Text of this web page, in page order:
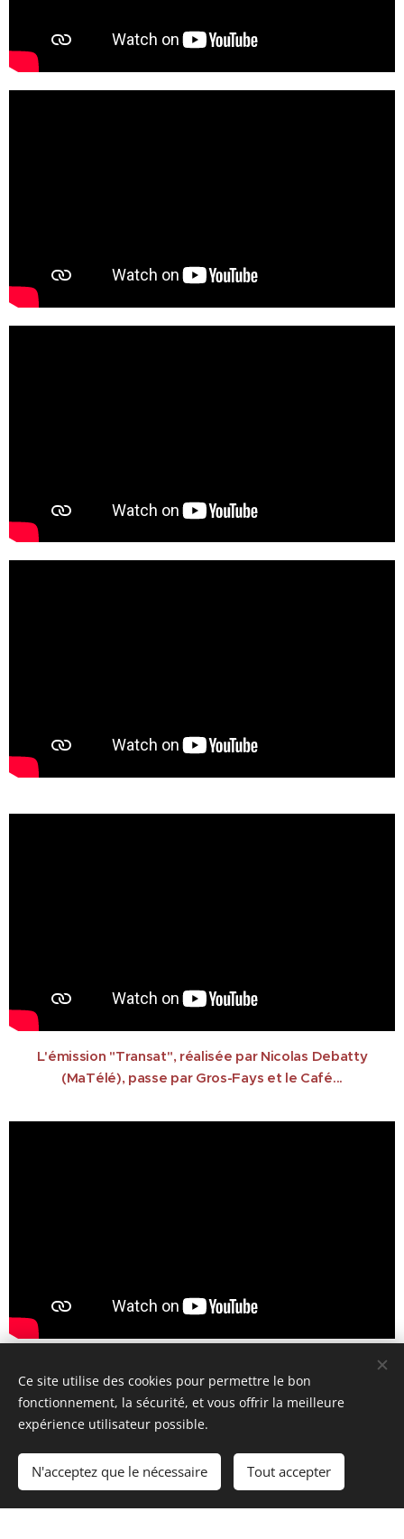
L'émission "Transat", réalisée par Nicolas Debatty
(MaTélé), passe par Gros-Fays et le Café...
© 2019 Café Lallemand - Gros-Fays, 20 - 5555 Bièvre
Optimisé parWebnode Cookies
Créez votre site web gratuitement ! Commencer
Ce site utilise des cookies pour permettre le bon
fonctionnement, la sécurité, et vous offrir la meilleure
expérience utilisateur possible.
N'acceptez que le nécessaire Tout accepter